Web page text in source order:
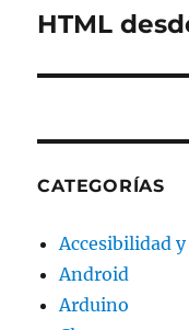
Entrada
HTML
CATEGORÍAS
Accesibilidad
Android
Arduino